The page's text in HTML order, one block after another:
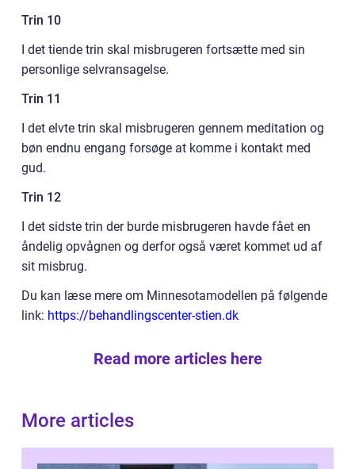
Trin 10
I det tiende trin skal misbrugeren fortsætte med sin
personlige selvransagelse.
Trin 11
I det elvte trin skal misbrugeren gennem meditation og
bøn endnu engang forsøge at komme i kontakt med
gud.
Trin 12
I det sidste trin der burde misbrugeren havde fået en
åndelig opvågnen og derfor også været kommet ud af
sit misbrug.
Du kan læse mere om Minnesotamodellen på følgende
link: https://behandlingscenter-stien.dk
Read more articles here
More articles